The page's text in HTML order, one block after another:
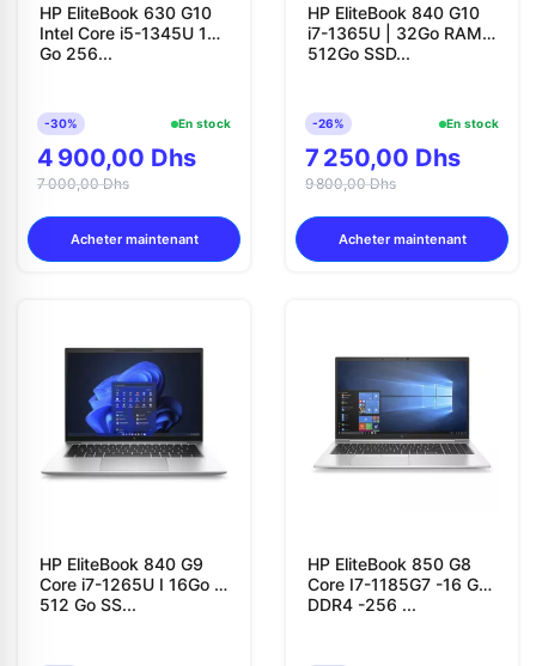
HP EliteBook 630 G10
Intel Core i5-1345U 16
Go 256...
-30% En stock
4 900,00 Dhs
7 000,00 Dhs
Acheter maintenant
HP EliteBook 840 G10
i7-1365U | 32Go RAM |
512Go SSD...
-26% En stock
7 250,00 Dhs
9 800,00 Dhs
Acheter maintenant
HP EliteBook 840 G9
Core i7-1265U I 16Go I
512 Go SS...
HP EliteBook 850 G8
Core I7-1185G7 -16 Go
DDR4 -256 ...